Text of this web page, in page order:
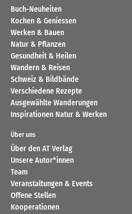
Buch-Neuheiten
Kochen & Geniessen
Werken & Bauen
Natur & Pflanzen
Gesundheit & Heilen
Wandern & Reisen
Schweiz & Bildbände
Verschiedene Rezepte
Ausgewählte Wanderungen
Inspirationen Natur & Werken
Über uns
Über den AT Verlag
Unsere Autor*innen
Team
Veranstaltungen & Events
Offene Stellen
Kooperationen